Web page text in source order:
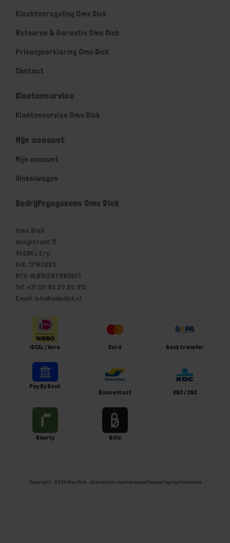
Klachtenregeling Ome Dick
Retouren & Garantie Ome Dick
Privacyverklaring Ome Dick
Contact
Klantenservice
Klantenservice Ome Dick
Mijn account
Mijn account
Winkelwagen
Bedrijfsgegevens Ome Dick
Ome Dick
Hoogstraat 11
5469EL Erp
KvK: 17140625
BTW: NL810287985B01
Tel: +31 (0) 85 20 20 913
Email: info@omedick.nl
iDEAL | Wero Card Bank transfer
Pay By Bank
Bancontact
KBC / CBC
Riverty Billie
Copyright ; 2026 Ome Dick . Alle rechten voorbehoudenPowered by nopCommerce